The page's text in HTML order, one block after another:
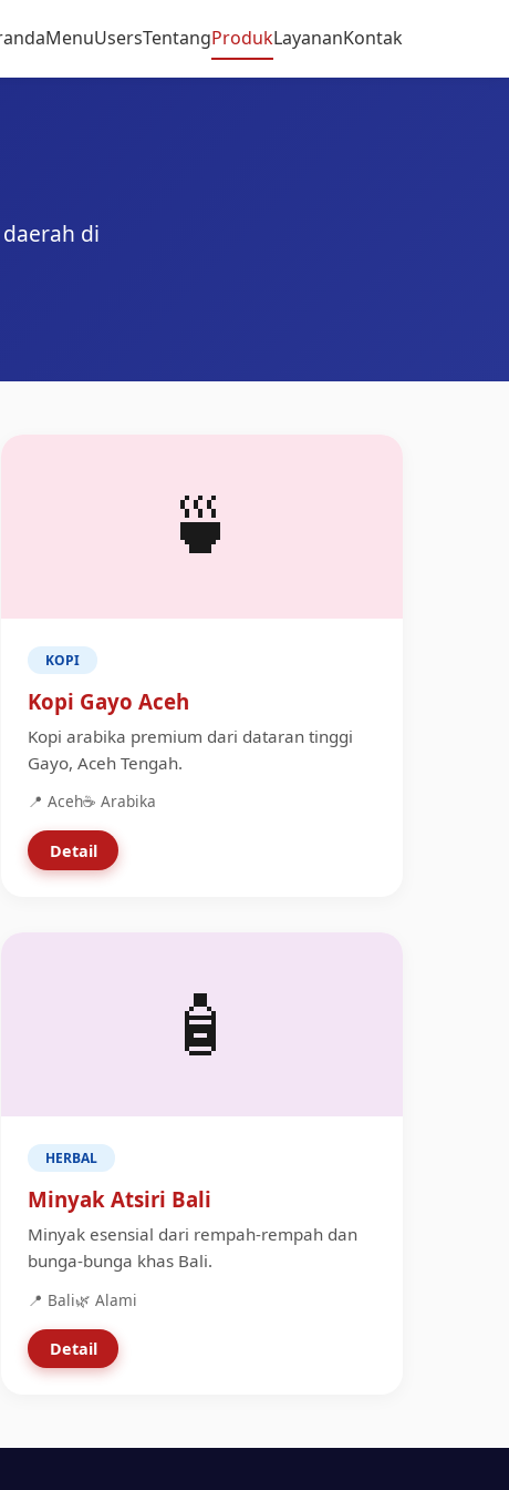
MenuUsersTentangProdukLayananKontak
di
🍵
KOPI
Kopi Gayo Aceh
Kopi arabika premium dari dataran tinggi
Gayo, Aceh Tengah.
📍 Aceh☕ Arabika
Detail
🧴
HERBAL
Minyak Atsiri Bali
Minyak esensial dari rempah-rempah dan
bunga-bunga khas Bali.
📍 Bali🌿 Alami
Detail